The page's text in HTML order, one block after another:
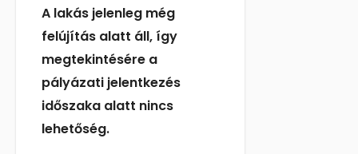
A lakás jelenleg még
felújítás alatt áll, így
megtekintésére a
pályázati jelentkezés
időszaka alatt nincs
lehetőség.